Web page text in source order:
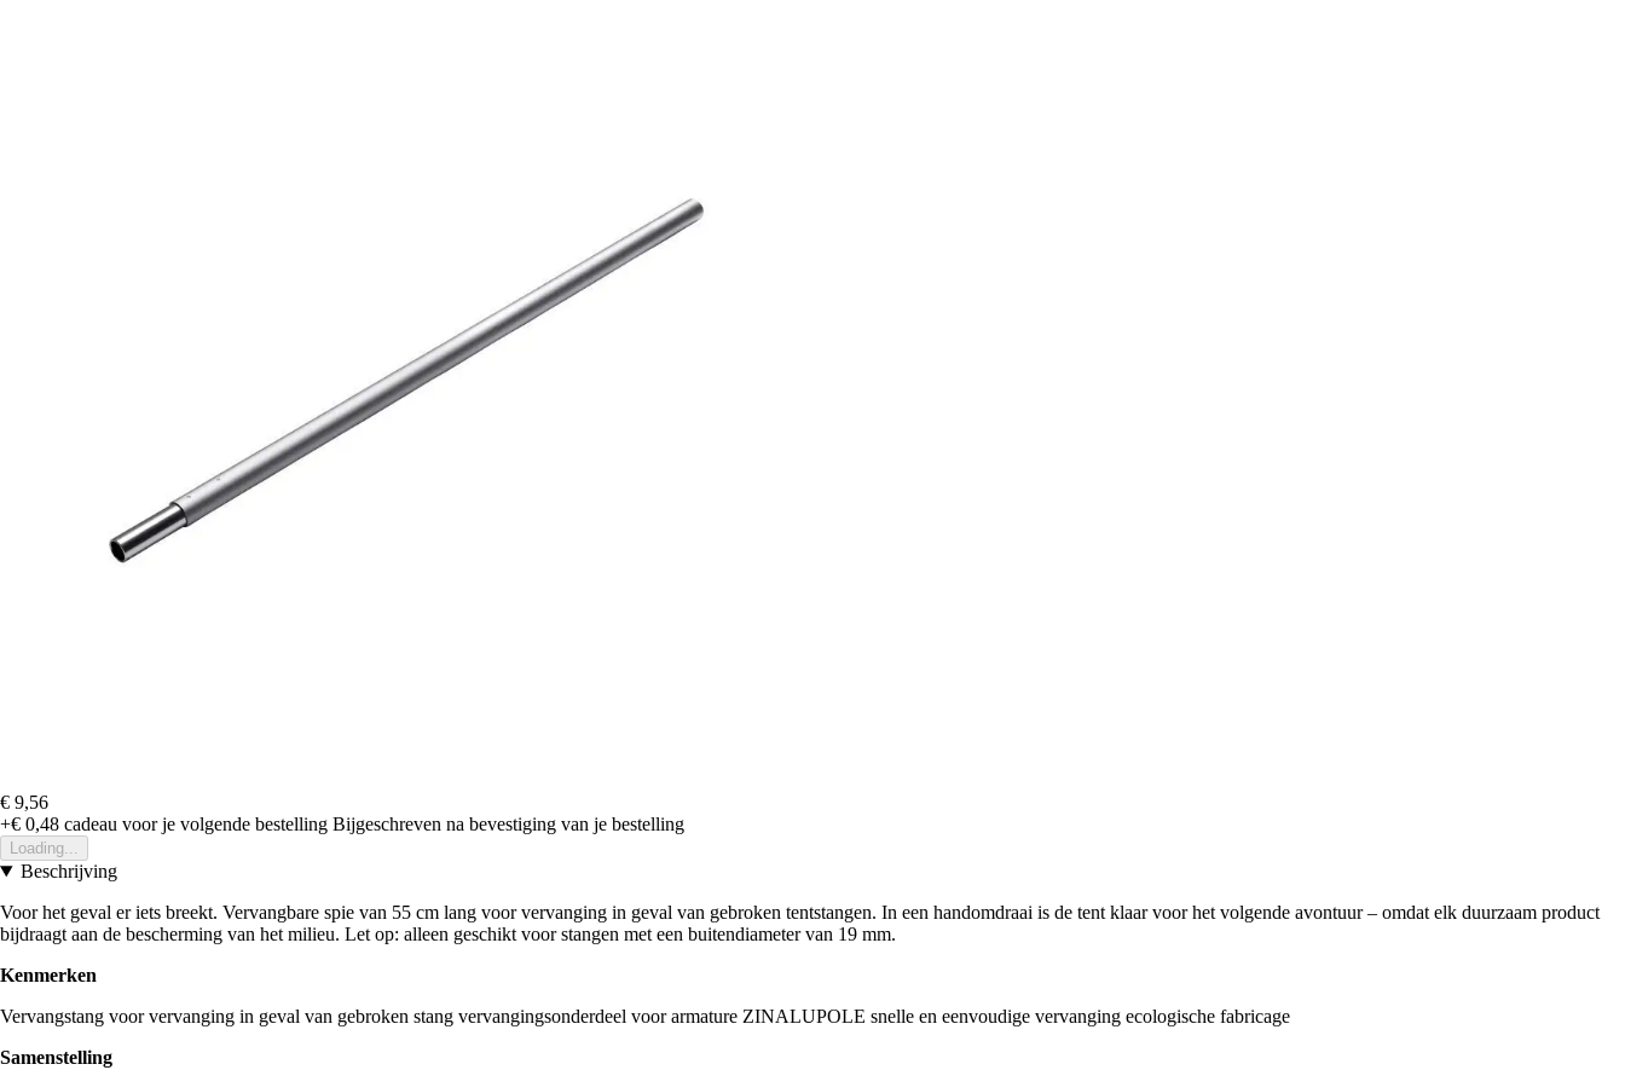
€ 9,56
+€ 0,48 cadeau voor je volgende bestelling Bijgeschreven na bevestiging van je bestelling
Loading...
Beschrijving
Voor het geval er iets breekt. Vervangbare spie van 55 cm lang voor vervanging in geval van gebroken tentstangen. In een handomdraai is de tent klaar voor het volgende avontuur – omdat elk duurzaam product
bijdraagt aan de bescherming van het milieu. Let op: alleen geschikt voor stangen met een buitendiameter van 19 mm.
Kenmerken
Vervangstang voor vervanging in geval van gebroken stang vervangingsonderdeel voor armature ZINALUPOLE snelle en eenvoudige vervanging ecologische fabricage
Samenstelling